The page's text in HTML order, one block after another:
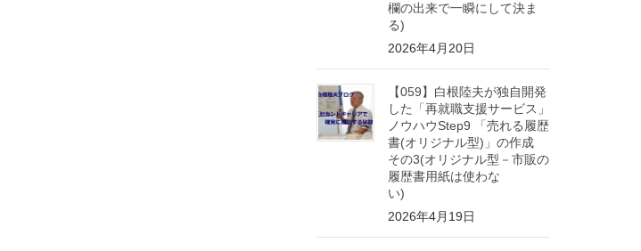
欄の出来で一瞬にして決ま
る)
2026年4月20日
【059】白根陸夫が独自開発
した「再就職支援サービス」
ノウハウStep9 「売れる履歴
書(オリジナル型)」の作成
その3(オリジナル型－市販の
履歴書用紙は使わな
い)
2026年4月19日